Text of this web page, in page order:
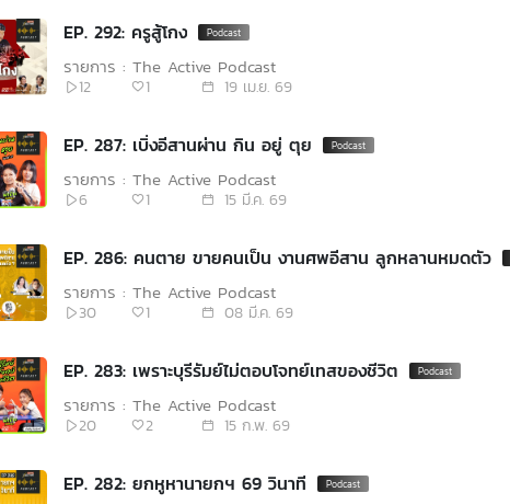
EP. 292: ครูสู้โกง
12 1 19 เม.ย. 69
รายการ : The Active Podcast
EP. 287: เบิ่งอีสานผ่าน กิน อยู่ ตุย
6 1 15 มี.ค. 69
รายการ : The Active Podcast
EP. 286: คนตาย ขายคนเป็น งานศพอีสาน ลูกหลานหมดตัว
30 1 08 มี.ค. 69
รายการ : The Active Podcast
EP. 283: เพราะบุรีรัมย์ไม่ตอบโจทย์เทสของชีวิต
20 2 15 ก.พ. 69
รายการ : The Active Podcast
EP. 282: ยกหูหานายกฯ 69 วินาที